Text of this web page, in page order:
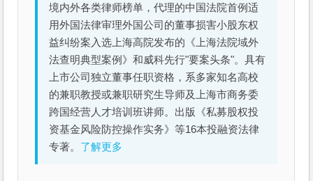
境内外各类律师榜单，代理的中国法院首例适
用外国法律审理外国公司的董事损害小股东权
益纠纷案入选上海高院发布的《上海法院域外
法查明典型案例》和威科先行"要案头条"。具有
上市公司独立董事任职资格，系多家知名高校
的兼职教授或兼职研究生导师及上海市商务委
跨国经营人才培训班讲师。出版《私募股权投
资基金风险防控操作实务》等16本投融资法律
专著。 了解更多